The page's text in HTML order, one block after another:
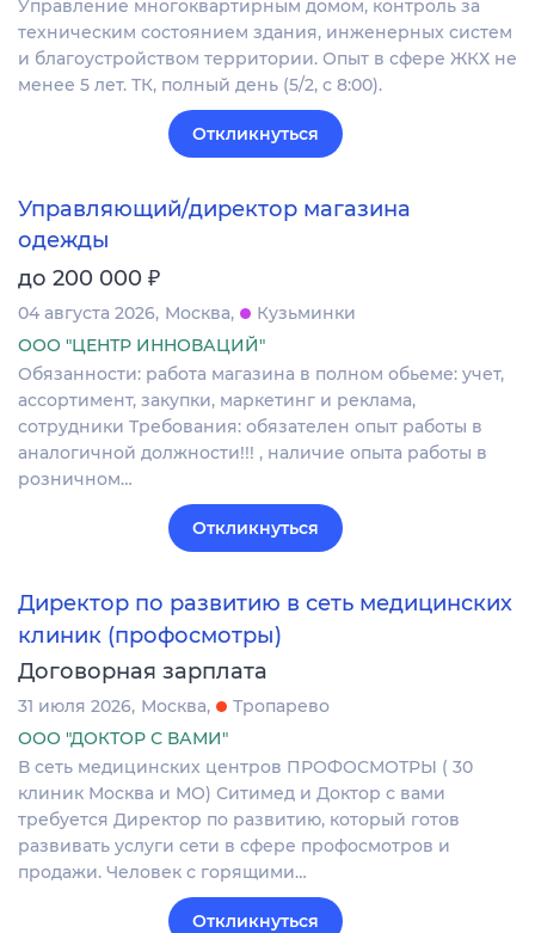
Управление многоквартирным домом, контроль за
техническим состоянием здания, инженерных систем
и благоустройством территории. Опыт в сфере ЖКХ не
менее 5 лет. ТК, полный день (5/2, с 8:00).
Откликнуться
Управляющий/директор магазина
одежды
до 200 000 ₽
04 августа 2026 Москва
Кузьминки
ООО "ЦЕНТР ИННОВАЦИЙ"
Обязанности: работа магазина в полном обьеме: учет,
ассортимент, закупки, маркетинг и реклама,
сотрудники Требования: обязателен опыт работы в
аналогичной должности!!! , наличие опыта работы в
розничном…
Откликнуться
Директор по развитию в сеть медицинских
клиник (профосмотры)
Договорная зарплата
31 июля 2026 Москва
Тропарево
ООО "ДОКТОР С ВАМИ"
В сеть медицинских центров ПРОФОСМОТРЫ ( 30
клиник Москва и МО) Ситимед и Доктор с вами
требуется Директор по развитию, который готов
развивать услуги сети в сфере профосмотров и
продажи. Человек с горящими…
Откликнуться